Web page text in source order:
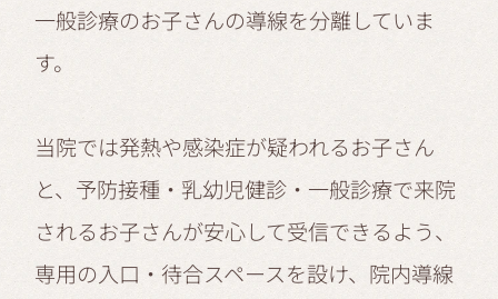
一般診療のお子さんの導線を分離していま
す。
当院では発熱や感染症が疑われるお子さん
と、予防接種・乳幼児健診・一般診療で来院
されるお子さんが安心して受信できるよう、
専用の入口・待合スペースを設け、院内導線